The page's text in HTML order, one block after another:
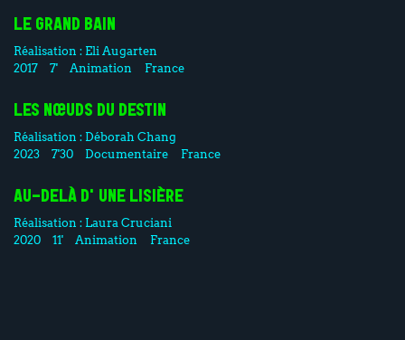
LE GRAND BAIN
Réalisation : Eli Augarten
2017
7' Animation France
LES NŒUDS DU DESTIN
Réalisation : Déborah Chang
2023
7'30 Documentaire France
AU-DELÀ D'UNE LISIÈRE
Réalisation : Laura Cruciani
2020
11' Animation France